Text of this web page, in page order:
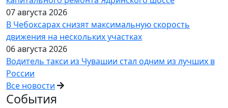
07 августа 2026
В Чебоксарах снизят максимальную скорость
движения на нескольких участках
06 августа 2026
Водитель такси из Чувашии стал одним из лучших в
России
Все новости
События